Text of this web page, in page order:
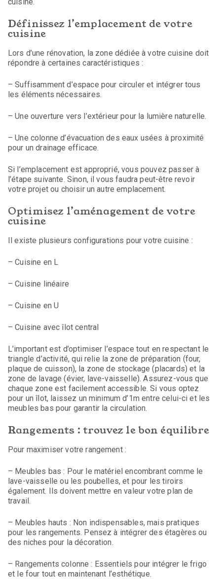
Définissez l’emplacement de votre
cuisine
Lors d’une rénovation, la zone dédiée à votre cuisine doit
répondre à certaines caractéristiques :
– Suffisamment d’espace pour circuler et intégrer tous
les éléments nécessaires.
– Une ouverture vers l’extérieur pour la lumière naturelle.
– Une colonne d’évacuation des eaux usées à proximité
pour un drainage efficace.
Si l’emplacement est approprié, vous pouvez passer à
l’étape suivante. Sinon, il vous faudra peut-être revoir
votre projet ou choisir un autre emplacement.
Optimisez l’aménagement de votre
cuisine
Il existe plusieurs configurations pour votre cuisine :
– Cuisine en L
– Cuisine linéaire
– Cuisine en U
– Cuisine avec îlot central
L’important est d’optimiser l’espace tout en respectant le
triangle d’activité, qui relie la zone de préparation (four,
plaque de cuisson), la zone de stockage (placards) et la
zone de lavage (évier, lave-vaisselle). Assurez-vous que
chaque zone est facilement accessible. Si vous optez
pour un îlot, laissez un minimum d’1m entre celui-ci et les
meubles bas pour garantir la circulation.
Rangements : trouvez le bon équilibre
Pour maximiser votre rangement :
– Meubles bas : Pour le matériel encombrant comme le
lave-vaisselle ou les poubelles, et pour les tiroirs
également. Ils doivent mettre en valeur votre plan de
travail.
– Meubles hauts : Non indispensables, mais pratiques
pour les rangements. Pensez à intégrer des étagères ou
des niches pour la décoration.
– Rangements colonne : Essentiels pour intégrer le frigo
et le four tout en maintenant l’esthétique.